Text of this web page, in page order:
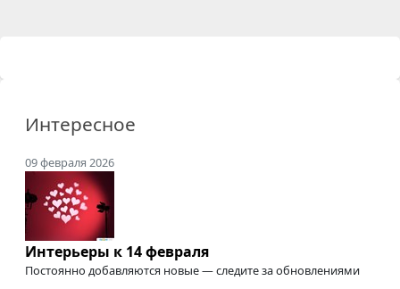
Интересное
09 февраля 2026
Интерьеры к 14 февраля
Постоянно добавляются новые — следите за обновлениями